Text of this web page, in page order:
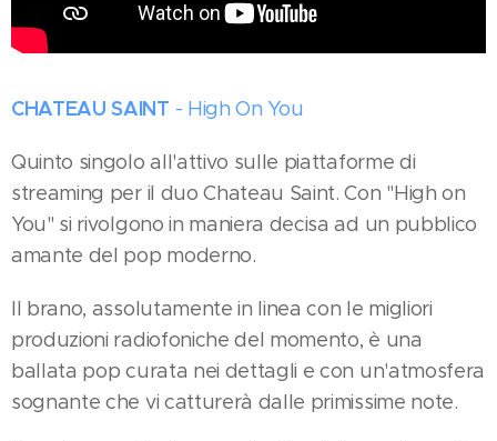
CHATEAU SAINT - High On You
Quinto singolo all'attivo sulle piattaforme di
streaming per il duo Chateau Saint. Con "High on
You" si rivolgono in maniera decisa ad un pubblico
amante del pop moderno.
Il brano, assolutamente in linea con le migliori
produzioni radiofoniche del momento, è una
ballata pop curata nei dettagli e con un'atmosfera
sognante che vi catturerà dalle primissime note.